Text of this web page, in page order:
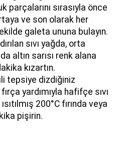
parçalarını sırasıyla önce
ve son olarak her
galeta ununa bulayın.
sıvı yağda, orta
altın sarısı renk alana
kızartın.
tepsiye dizdiğiniz
yardımıyla hafifçe sıvı
200°C fırında veya
pişirin.